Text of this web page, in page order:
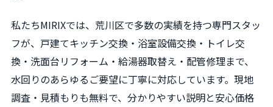
私たちMIRIXでは、荒川区で多数の実績を持つ専門スタッ
フが、戸建てキッチン交換・浴室設備交換・トイレ交
換・洗面台リフォーム・給湯器取替え・配管修理まで、
水回りのあらゆるご要望に丁寧に対応しています。現地
調査・見積もりも無料で、分かりやすい説明と安心価格